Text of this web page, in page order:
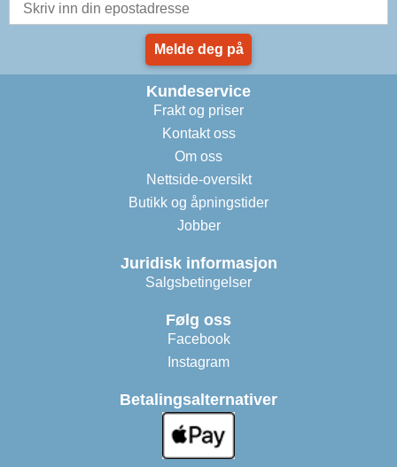
Melde deg på
Kundeservice
Frakt og priser
Kontakt oss
Om oss
Nettside-oversikt
Butikk og åpningstider
Jobber
Juridisk informasjon
Salgsbetingelser
Følg oss
Facebook
Instagram
Betalingsalternativer